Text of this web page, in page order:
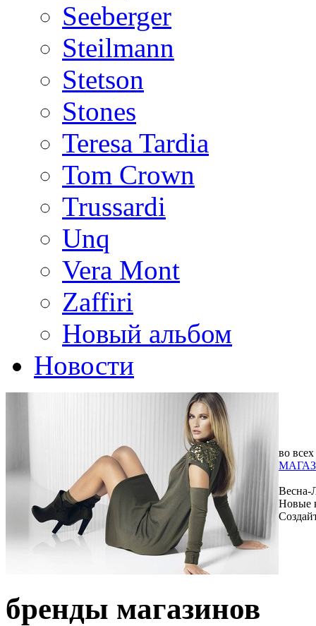
Seeberger
Steilmann
Stetson
Stones
Teresa Tardia
Tom Crown
Trussardi
Unq
Vera Mont
Zaffiri
Новый альбом
Новости
во всех
Весна-
Новые
бренды магазинов